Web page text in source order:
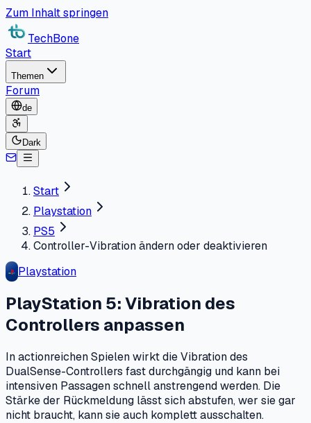
Zum Inhalt springen
TechBone
Start
Themen
Forum
de
Dark
Start
Playstation
PS5
Controller-Vibration ändern oder deaktivieren
Playstation
PlayStation 5: Vibration des
Controllers anpassen
In actionreichen Spielen wirkt die Vibration des
DualSense-Controllers fast durchgängig und kann bei
intensiven Passagen schnell anstrengend werden. Die
Stärke der Rückmeldung lässt sich abstufen, wer sie gar
nicht braucht, kann sie auch komplett ausschalten.